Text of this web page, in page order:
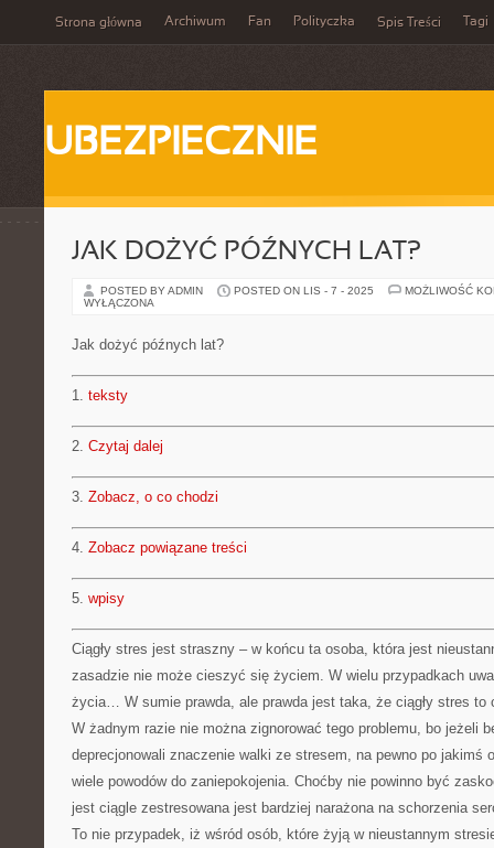
Strona główna Archiwum Fan Polityczka Spis Treści Tagi
UBEZPIECZNIE
JAK DOŻYĆ PÓŹNYCH LAT?
POSTED BY ADMIN POSTED ON LIS - 7 - 2025
MOŻLIWOŚĆ
WYŁĄCZONA
Jak dożyć późnych lat?
1. teksty
2. Czytaj dalej
3. Zobacz, o co chodzi
4. Zobacz powiązane treści
5. wpisy
Ciągły stres jest straszny – w końcu ta osoba, która jest
zasadzie nie może cieszyć się życiem. W wielu przypadkach
życia… W sumie prawda, ale prawda jest taka, że ciągły stres
W żadnym razie nie można zignorować tego problemu, bo jeżeli
deprecjonowali znaczenie walki ze stresem, na pewno po jakimś
wiele powodów do zaniepokojenia. Choćby nie powinno być
jest ciągle zestresowana jest bardziej narażona na schorzenia
To nie przypadek, iż wśród osób, które żyją w nieustannym